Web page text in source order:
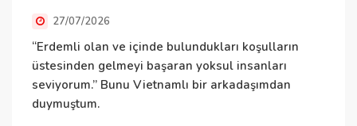
27/07/2026
“Erdemli olan ve içinde bulundukları koşulların
üstesinden gelmeyi başaran yoksul insanları
seviyorum.” Bunu Vietnamlı bir arkadaşımdan
duymuştum.